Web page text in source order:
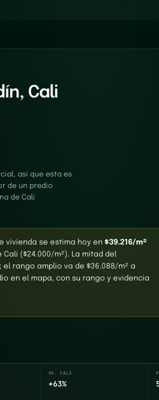
Cali
así que esta es
de un predio
de Cali
vivienda se estima hoy en $39.216/m²
($24.000/m²). La mitad del
el rango amplio va de $36.088/m² a
en el mapa, con su rango y evidencia
VS. CALI
+63%